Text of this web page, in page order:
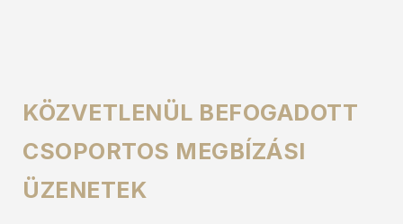
KÖZVETLENÜL BEFOGADOTT
CSOPORTOS MEGBÍZÁSI
ÜZENETEK